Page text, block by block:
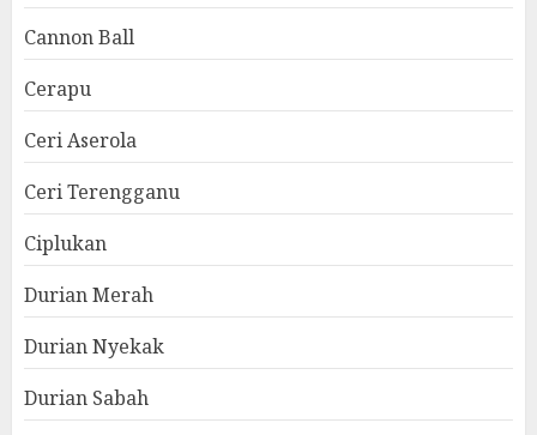
Cannon Ball
Cerapu
Ceri Aserola
Ceri Terengganu
Ciplukan
Durian Merah
Durian Nyekak
Durian Sabah